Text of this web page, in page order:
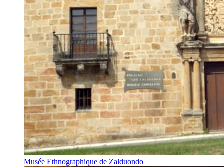
Musée Ethnographique de Zalduondo